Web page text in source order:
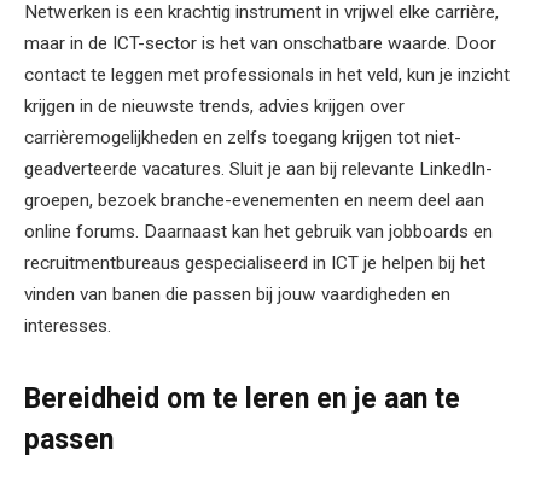
Netwerken is een krachtig instrument in vrijwel elke carrière,
maar in de ICT-sector is het van onschatbare waarde. Door
contact te leggen met professionals in het veld, kun je inzicht
krijgen in de nieuwste trends, advies krijgen over
carrièremogelijkheden en zelfs toegang krijgen tot niet-
geadverteerde vacatures. Sluit je aan bij relevante LinkedIn-
groepen, bezoek branche-evenementen en neem deel aan
online forums. Daarnaast kan het gebruik van jobboards en
recruitmentbureaus gespecialiseerd in ICT je helpen bij het
vinden van banen die passen bij jouw vaardigheden en
interesses.
Bereidheid om te leren en je aan te
passen